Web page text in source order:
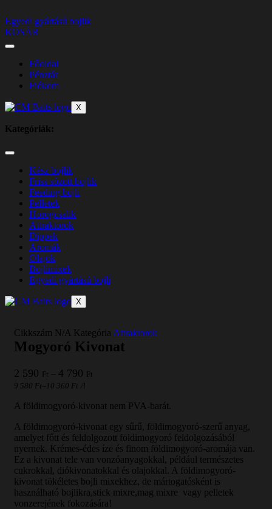
Egyedi gyártású bojlik
KOSÁR
Főoldal
Pénztár
Fiókom
X
Kategóriák:
Kész bojlik
Friss sózott bojlik
Feeding bojli
Pelletek
Horogcsalik
Attraktorok
Dippek
Aromák
Olajok
Bojlimixek
Egyedi gyártású bojli
X
Cikkszám N/A Kategória Attraktorok
Mogyoró Kivonat
2 590 Ft – 4 790 Ft
-
790 Ft
9 580 Ft 10 360 Ft /l
A földimogyoró-kivonat nem PVA-barát.
A földimogyoró-kivonat egy sűrű, földimogyoró-szerű anyag,
amelyet főtt és feldolgozott földimogyoró feldolgozásából
nyernek. Krémes-édes íze és finom földimogyoró-aromája van.
Ez a kivonat tele van vonzóanyagokkal, például természetes
cukrokkal, diókivonatokkal és olajokkal. A földimogyoró-
kivonat tökéletes bojli mixekhez, de mártogatósként is
használható bojlikra,stick mixre,mag mixre vagy pelletek
vonzerejének fokozására!